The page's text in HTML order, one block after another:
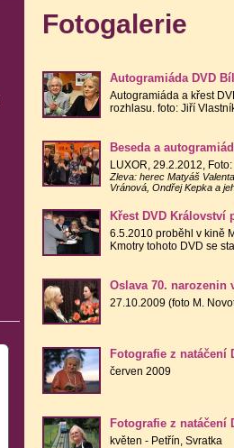
Fotogalerie
Autogramiáda DVD
Autogramiáda a křest
rozhlasu. foto: Jiří
Beseda a
LUXOR, 29.2.2012,
Zleva: herec Matyáš
Vránová, Ondřej Kepka a
Křest DVD Království
6.5.2010 proběhl v kině
Kmotry tohoto DVD se
Oslava 70. narozenin
27.10.2009 (foto M.
Fotografie z natáčení
červen 2009
Fotografie z natáčení
květen - Petřín, Svratka